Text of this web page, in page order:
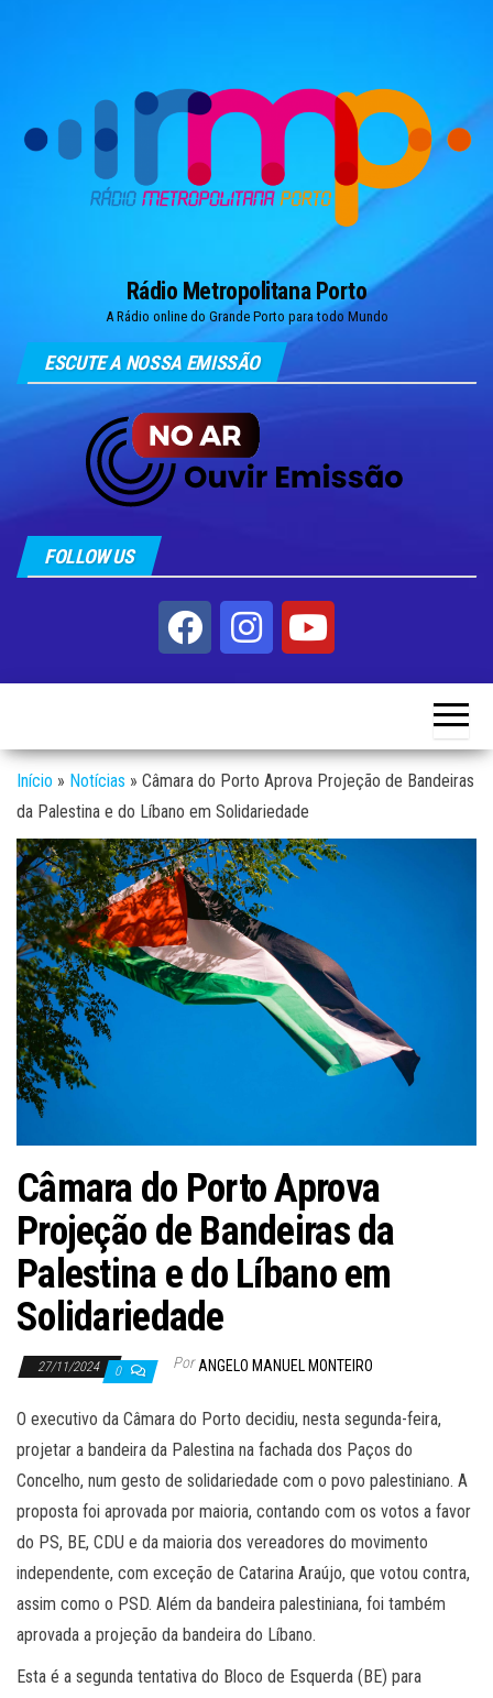
Rádio Metropolitana Porto
A Rádio online do Grande Porto para todo Mundo
ESCUTE A NOSSA EMISSÃO
FOLLOW US
Início » Notícias » Câmara do Porto Aprova Projeção de Bandeiras
da Palestina e do Líbano em Solidariedade
Câmara do Porto Aprova
Projeção de Bandeiras da
Palestina e do Líbano em
Solidariedade
27/11/2024 0 Por ANGELO MANUEL MONTEIRO
O executivo da Câmara do Porto decidiu, nesta segunda-feira,
projetar a bandeira da Palestina na fachada dos Paços do
Concelho, num gesto de solidariedade com o povo palestiniano. A
proposta foi aprovada por maioria, contando com os votos a favor
do PS, BE, CDU e da maioria dos vereadores do movimento
independente, com exceção de Catarina Araújo, que votou contra,
assim como o PSD. Além da bandeira palestiniana, foi também
aprovada a projeção da bandeira do Líbano.
Esta é a segunda tentativa do Bloco de Esquerda (BE) para